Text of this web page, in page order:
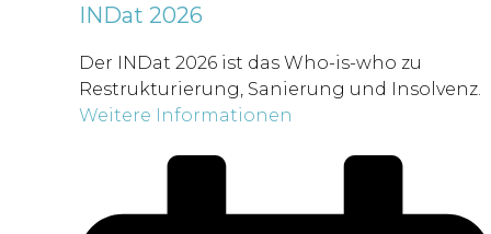
INDat 2026
Der INDat 2026 ist das Who-is-who zu
Restrukturierung, Sanierung und Insolvenz.
Weitere Informationen